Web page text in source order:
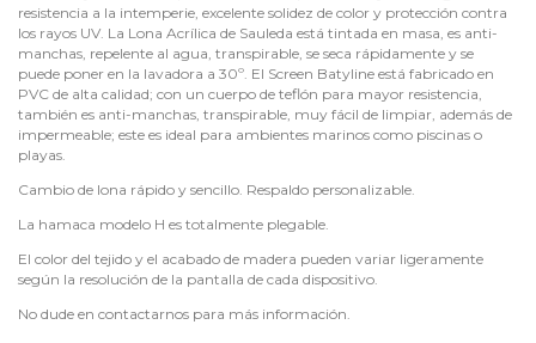
resistencia a la intemperie, excelente solidez de color y protección contra
los rayos UV. La Lona Acrílica de Sauleda está tintada en masa, es anti-
manchas, repelente al agua, transpirable, se seca rápidamente y se
puede poner en la lavadora a 30º. El Screen Batyline está fabricado en
PVC de alta calidad; con un cuerpo de teflón para mayor resistencia,
también es anti-manchas, transpirable, muy fácil de limpiar, además de
impermeable; este es ideal para ambientes marinos como piscinas o
playas.
Cambio de lona rápido y sencillo. Respaldo personalizable.
La hamaca modelo H es totalmente plegable.
El color del tejido y el acabado de madera pueden variar ligeramente
según la resolución de la pantalla de cada dispositivo.
No dude en contactarnos para más información.